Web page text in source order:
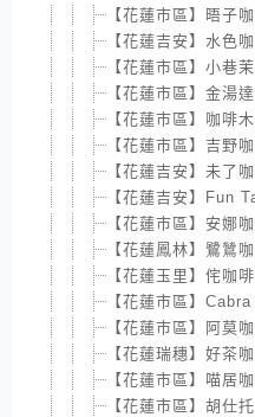
【花蓮市區】晤子
【花蓮吉安】水色
【花蓮市區】小巷
【花蓮市區】金湯
【花蓮市區】咖啡
【花蓮市區】吉野
【花蓮吉安】未了
【花蓮吉安】Fun
【花蓮市區】安娜
【花蓮鳳林】鷺鷥
【花蓮玉里】侘咖
【花蓮市區】
【花蓮市區】阿莫
【花蓮瑞穗】好茶
【花蓮市區】喵居
【花蓮市區】胡仕